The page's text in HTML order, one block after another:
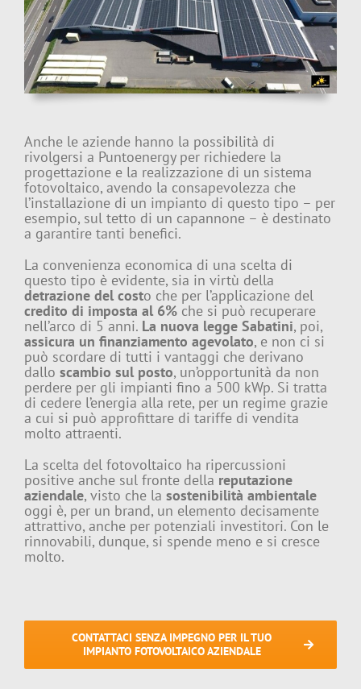
Anche le aziende hanno la possibilità di
rivolgersi a Puntoenergy per richiedere la
progettazione e la realizzazione di un sistema
fotovoltaico, avendo la consapevolezza che
l’installazione di un impianto di questo tipo – per
esempio, sul tetto di un capannone – è destinato
a garantire tanti benefici.
La convenienza economica di una scelta di
questo tipo è evidente, sia in virtù della
detrazione del costo che per l’applicazione del
credito di imposta al 6% che si può recuperare
nell’arco di 5 anni. La nuova legge Sabatini, poi,
assicura un finanziamento agevolato, e non ci si
può scordare di tutti i vantaggi che derivano
dallo scambio sul posto, un’opportunità da non
perdere per gli impianti fino a 500 kWp. Si tratta
di cedere l’energia alla rete, per un regime grazie
a cui si può approfittare di tariffe di vendita
molto attraenti.
La scelta del fotovoltaico ha ripercussioni
positive anche sul fronte della reputazione
aziendale, visto che la sostenibilità ambientale
oggi è, per un brand, un elemento decisamente
attrattivo, anche per potenziali investitori. Con le
rinnovabili, dunque, si spende meno e si cresce
molto.
CONTATTACI SENZA IMPEGNO PER IL TUO
IMPIANTO FOTOVOLTAICO AZIENDALE